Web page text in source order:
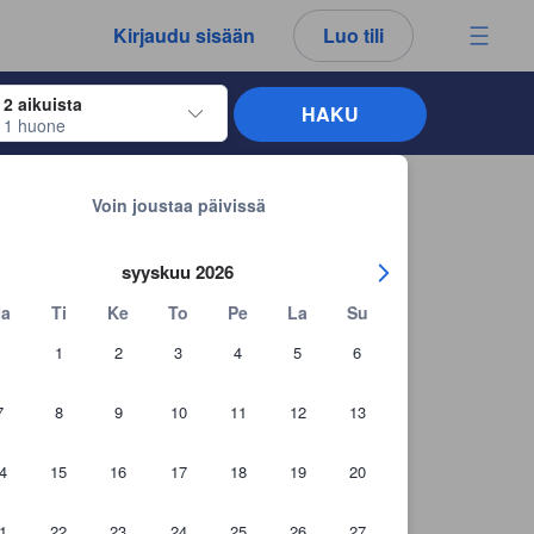
Kirjaudu sisään Luo tili
2 aikuista
1 huone
siirtyäksesi haluamiesi sisään- ja uloskirjautumispäivien
Voin joustaa päivissä
syyskuu 2026
Ti Ke To Pe La Su
1 2 3 4 5 6
8 9 10 11 12 13
15 16 17 18 19 20
HAKU
arvostelut ja kommentit ovat aina aitoja.